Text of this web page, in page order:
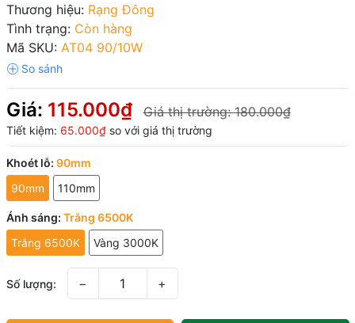
Thương hiệu: Rạng Đông
Tình trạng: Còn hàng
Mã SKU: AT04 90/10W
Giá: 115.000₫ Giá thị trường:180.000₫
Tiết kiệm: 65.000₫so với giá thị trường
Khoét lỗ: 90mm
90mm
110mm
Ánh sáng: Trắng 6500K
Trắng 6500K
Vàng 3000K
Số lượng: − +